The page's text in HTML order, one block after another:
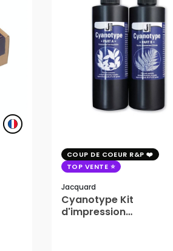
COUP DE COEUR R&P
TOP VENTE
Jacquard
Cyanotype Kit
d'impression